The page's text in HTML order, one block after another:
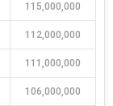
115,000,000
112,000,000
111,000,000
106,000,000